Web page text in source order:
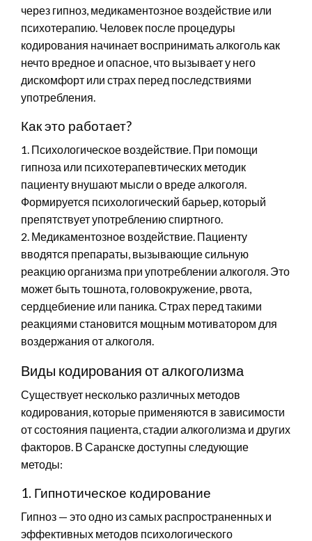
через гипноз, медикаментозное воздействие или
психотерапию. Человек после процедуры
кодирования начинает воспринимать алкоголь как
нечто вредное и опасное, что вызывает у него
дискомфорт или страх перед последствиями
употребления.
Как это работает?
1. Психологическое воздействие. При помощи
гипноза или психотерапевтических методик
пациенту внушают мысли о вреде алкоголя.
Формируется психологический барьер, который
препятствует употреблению спиртного.
2. Медикаментозное воздействие. Пациенту
вводятся препараты, вызывающие сильную
реакцию организма при употреблении алкоголя. Это
может быть тошнота, головокружение, рвота,
сердцебиение или паника. Страх перед такими
реакциями становится мощным мотиватором для
воздержания от алкоголя.
Виды кодирования от алкоголизма
Существует несколько различных методов
кодирования, которые применяются в зависимости
от состояния пациента, стадии алкоголизма и других
факторов. В Саранске доступны следующие
методы:
1. Гипнотическое кодирование
Гипноз — это одно из самых распространенных и
эффективных методов психологического